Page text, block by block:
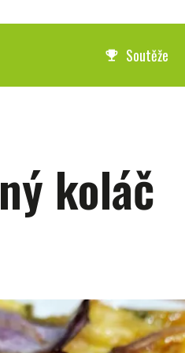
emoji_events Soutěže
koláč